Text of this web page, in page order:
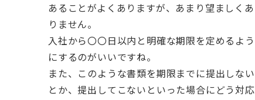
あることがよくありますが、あまり望ましくあ
りません。
入社から〇〇日以内と明確な期限を定めるよう
にするのがいいですね。
また、このような書類を期限までに提出しない
とか、提出してこないといった場合にどう対応